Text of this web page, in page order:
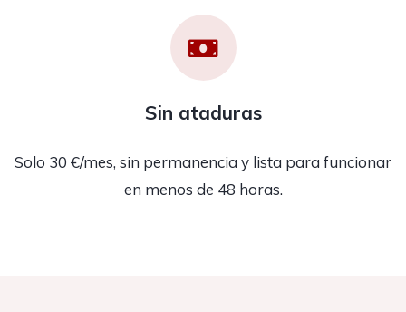
Sin ataduras
Solo 30 €/mes, sin permanencia y lista para funcionar
en menos de 48 horas.